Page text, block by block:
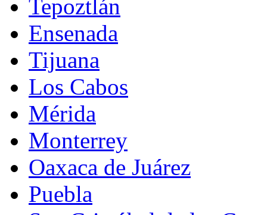
Tepoztlán
Ensenada
Tijuana
Los Cabos
Mérida
Monterrey
Oaxaca de Juárez
Puebla